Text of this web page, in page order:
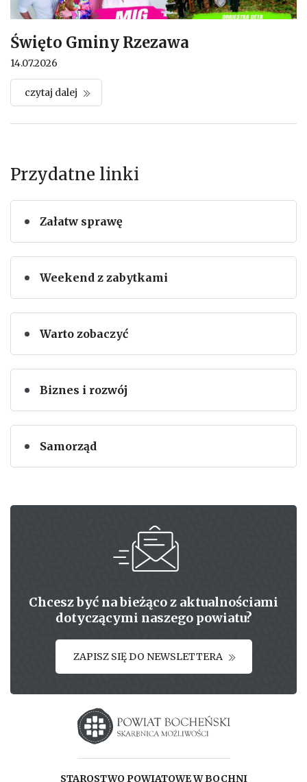
Przydatne linki
Załatw sprawę
Weekend z zabytkami
Warto zobaczyć
Biznes i rozwój
Samorząd
Święto Gminy Rzezawa
14.07.2026
czytaj dalej
Chcesz być na bieżąco z aktualnościami
dotyczącymi naszego powiatu?
ZAPISZ SIĘ DO NEWSLETTERA
Starostwo powiatowe w Bochni
STAROSTWO POWIATOWE W BOCHNI